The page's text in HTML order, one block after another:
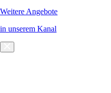
Weitere Angebote
in unserem Kanal